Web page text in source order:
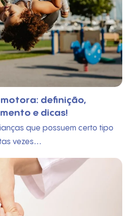
definição,
e dicas!
que possuem certo tipo
vezes…